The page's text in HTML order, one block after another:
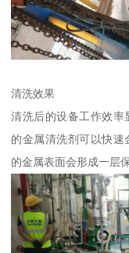
清洗效果
清洗后的设备工作效率
的金属清洗剂可以快
的金属表面会形成一层